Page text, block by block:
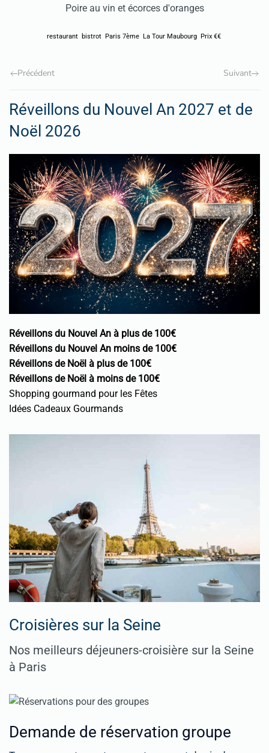
Poire au vin et écorces d'oranges
restaurant bistrot Paris 7ème La Tour Maubourg Prix €€
Précédent Suivant
Réveillons du Nouvel An 2027 et de
Noël 2026
Réveillons du Nouvel An à plus de 100€
Réveillons du Nouvel An moins de 100€
Réveillons de Noël à plus de 100€
Réveillons de Noël à moins de 100€
Shopping gourmand pour les Fêtes
Idées Cadeaux Gourmands
Croisières sur la Seine
Nos meilleurs déjeuners-croisière sur la Seine
à Paris
Demande de réservation groupe